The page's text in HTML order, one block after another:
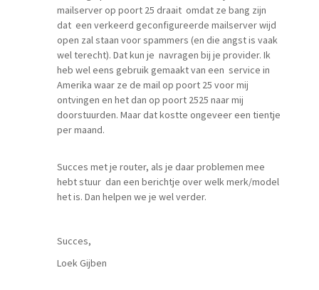
mailserver op poort 25 draait omdat ze bang zijn
dat een verkeerd geconfigureerde mailserver wijd
open zal staan voor spammers (en die angst is vaak
wel terecht). Dat kun je navragen bij je provider. Ik
heb wel eens gebruik gemaakt van een service in
Amerika waar ze de mail op poort 25 voor mij
ontvingen en het dan op poort 2525 naar mij
doorstuurden. Maar dat kostte ongeveer een tientje
per maand.
Succes met je router, als je daar problemen mee
hebt stuur dan een berichtje over welk merk/model
het is. Dan helpen we je wel verder.
Succes,
Loek Gijben